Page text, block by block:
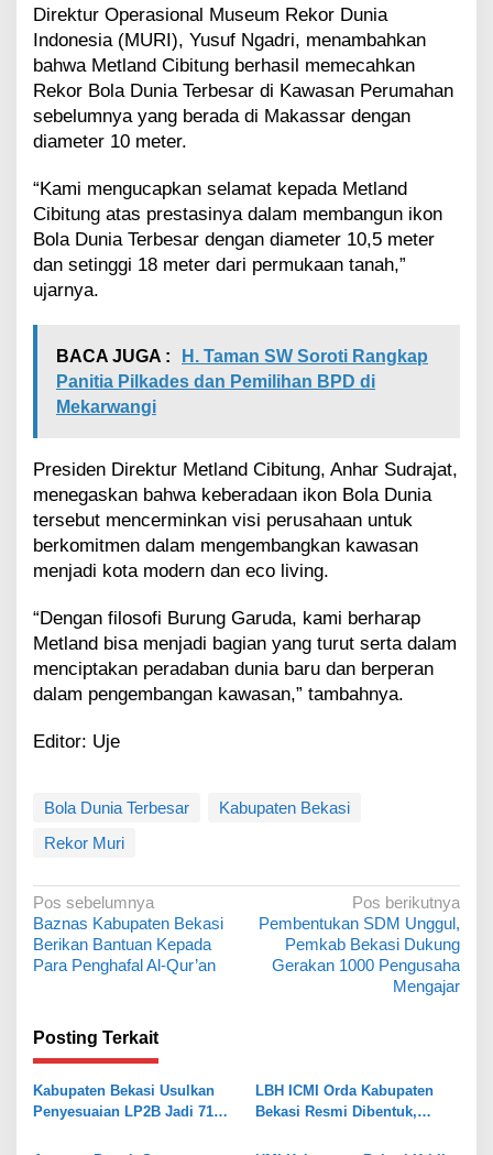
Direktur Operasional Museum Rekor Dunia
Indonesia (MURI), Yusuf Ngadri, menambahkan
bahwa Metland Cibitung berhasil memecahkan
Rekor Bola Dunia Terbesar di Kawasan Perumahan
sebelumnya yang berada di Makassar dengan
diameter 10 meter.
“Kami mengucapkan selamat kepada Metland
Cibitung atas prestasinya dalam membangun ikon
Bola Dunia Terbesar dengan diameter 10,5 meter
dan setinggi 18 meter dari permukaan tanah,”
ujarnya.
BACA JUGA :
H. Taman SW Soroti Rangkap
Panitia Pilkades dan Pemilihan BPD di
Mekarwangi
Presiden Direktur Metland Cibitung, Anhar Sudrajat,
menegaskan bahwa keberadaan ikon Bola Dunia
tersebut mencerminkan visi perusahaan untuk
berkomitmen dalam mengembangkan kawasan
menjadi kota modern dan eco living.
“Dengan filosofi Burung Garuda, kami berharap
Metland bisa menjadi bagian yang turut serta dalam
menciptakan peradaban dunia baru dan berperan
dalam pengembangan kawasan,” tambahnya.
Editor: Uje
Bola Dunia Terbesar
Kabupaten Bekasi
Rekor Muri
N
a
v
g
a
s
i
Pos sebelumnya
Baznas Kabupaten Bekasi
Berikan Bantuan Kepada
Para Penghafal Al-Qur’an
Pos berikutnya
Pembentukan SDM Unggul,
Pemkab Bekasi Dukung
Gerakan 1000 Pengusaha
Mengajar
Posting Terkait
Kabupaten Bekasi Usulkan
Penyesuaian LP2B Jadi 71
LBH ICMI Orda Kabupaten
Bekasi Resmi Dibentuk,